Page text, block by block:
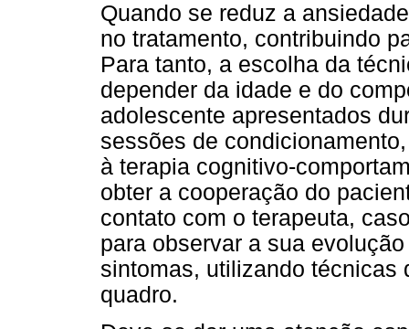
Quando se reduz a
no tratamento, contribuindo
Para tanto, a escolha da
depender da idade e do
adolescente apresentados
sessões de
à terapia cognitivo-
obter a cooperação do
contato com o terapeuta,
para observar a sua
sintomas, utilizando técnicas
quadro.